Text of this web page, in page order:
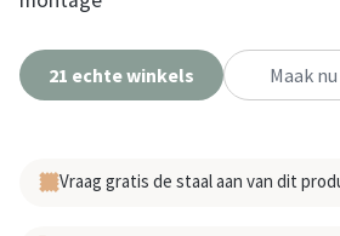
21 echte winkels Maak
Vraag gratis de staal aan van dit